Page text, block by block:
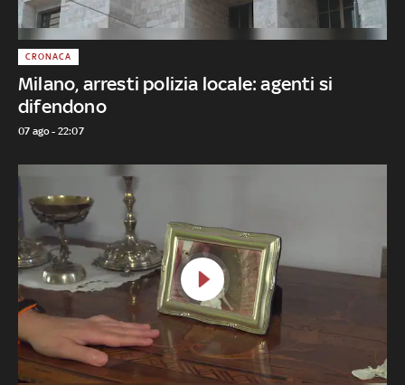
Milano, arresti polizia locale: agenti si
difendono
CRONACA
07 ago - 22:07